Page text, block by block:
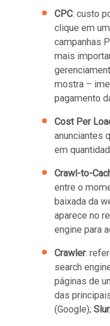
CPC: custo
clique em
campanhas
mais
mostra –
pagamento
Cost Per
anunciantes
em
Crawl-to-
entre o
baixada da
aparece no
engine para
Crawler:
search
páginas de
das
(Google);